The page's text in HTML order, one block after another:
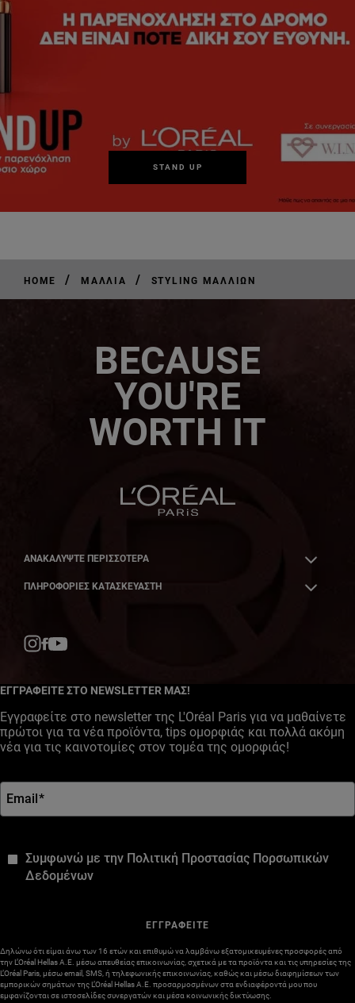
STAND UP
HOME / ΜΑΛΛΙΆ / STYLING ΜΑΛΛΙΏΝ
BECAUSE
YOU'RE
WORTH IT
ΑΝΑΚΑΛΎΨΤΕ ΠΕΡΙΣΣΌΤΕΡΑ
ΠΛΗΡΟΦΟΡΙΕΣ ΚΑΤΑΣΚΕΥΑΣΤΗ
ΕΓΓΡΑΦΕΙΤΕ ΣΤΟ NEWSLETTER ΜΑΣ!
Εγγραφείτε στο newsletter της L'Oréal Paris για να μαθαίνετε
πρώτοι για τα νέα προϊόντα, tips ομορφιάς και πολλά ακόμη
νέα για τις καινοτομίες στον τομέα της ομορφιάς!
Email*
Συμφωνώ με την Πολιτική Προστασίας Πορσωπικών
Δεδομένων
ΕΓΓΡΑΦΕΙΤΕ
Δηλώνω ότι είμαι άνω των 16 ετών και επιθυμώ να λαμβάνω εξατομικευμένες προσφορές από
την L’Oréal Hellas A.E. μέσω απευθείας επικοινωνίας, σχετικά με τα προϊόντα και τις υπηρεσίες της
L’Oréal Paris, μέσω email, SMS, ή τηλεφωνικής επικοινωνίας, καθώς και μέσω διαφημίσεων των
εμπορικών σημάτων της L’Oréal Hellas A.E. προσαρμοσμένων στα ενδιαφέροντά μου που
εμφανίζονται σε ιστοσελίδες συνεργατών και μέσα κοινωνικής δικτύωσης.